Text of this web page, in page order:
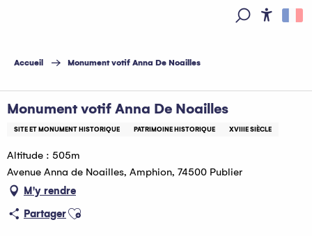
principal
Accueil Monument votif Anna De Noailles
Monument votif Anna De Noailles
SITE ET MONUMENT HISTORIQUE PATRIMOINE HISTORIQUE XVIIIE SIÈCLE
Altitude : 505m
Avenue Anna de Noailles, Amphion, 74500 Publier
M'y rendre
PartagerAjouter aux favoris